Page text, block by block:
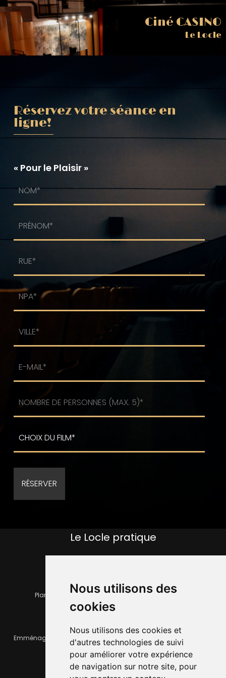
Nous utilisons des
cookies
Nous utilisons des cookies et
d'autres technologies de suivi
pour améliorer votre expérience
de navigation sur notre site, pour
Ciné CASINO
Le Locle
Réservez votre séance en
ligne!
« Pour le Plaisir »
Le Locle pratique
Plan de la ville Horaires et services communaux
Emménager ou déménager Infos pratiques